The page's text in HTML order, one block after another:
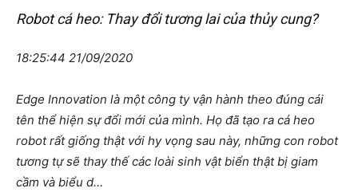
Robot cá heo: Thay đổi tương lai của thủy cung?
18:25:44 21/09/2020
Edge Innovation là một công ty vận hành theo đúng cái
tên thể hiện sự đổi mới của mình. Họ đã tạo ra cá heo
robot rất giống thật với hy vọng sau này, những con robot
tương tự sẽ thay thế các loài sinh vật biển thật bị giam
cầm và biểu d…